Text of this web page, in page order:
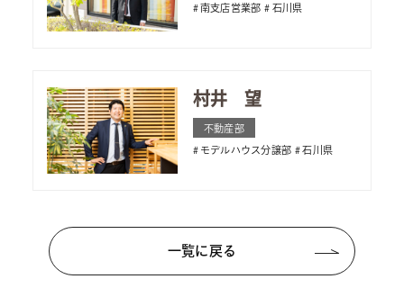
南支店営業部 石川県
村井 望
不動産部
モデルハウス分譲部 石川県
一覧に戻る